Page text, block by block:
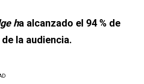
ha alcanzado el 94 % de
la audiencia.